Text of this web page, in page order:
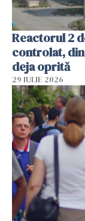
Reactorul 2
controlat, din
deja oprită
29 IULIE 2026